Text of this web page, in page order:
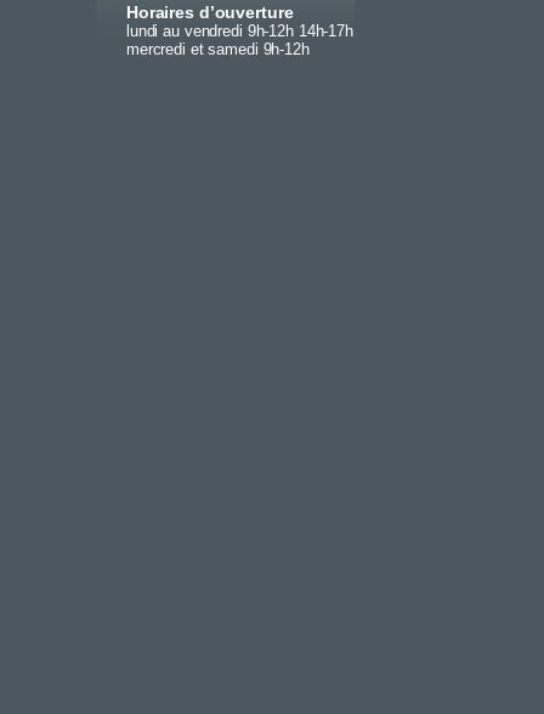
Horaires d’ouverture
lundi au vendredi 9h-12h 14h-17h
mercredi et samedi 9h-12h